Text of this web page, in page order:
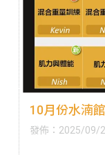
10月份水湳
｜西屯肌力訓
發佈：2025/09/